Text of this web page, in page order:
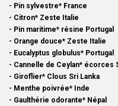
- Pin sylvestre* France
- Citron* Zeste Italie
- Pin maritime* résine Portugal
- Orange douce* Zeste Italie
- Eucalyptus globulus* Portugal
- Cannelle de Ceylan* écorces
- Giroflier* Clous Sri Lanka
- Menthe poivrée* Inde
- Gaulthérie odorante* Népal